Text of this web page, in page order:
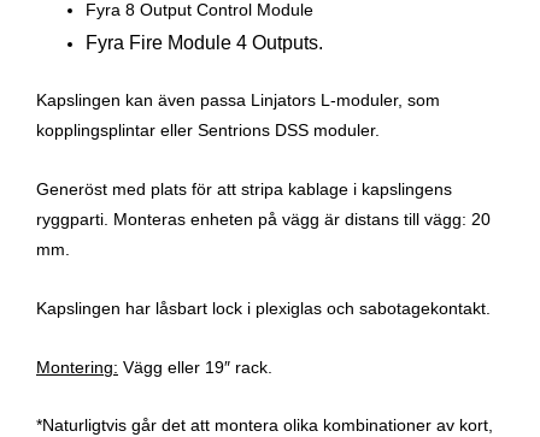
Fyra 8 Output Control Module
Fyra Fire Module 4 Outputs.
Kapslingen kan även passa Linjators L-moduler, som
kopplingsplintar eller Sentrions DSS moduler.
Generöst med plats för att stripa kablage i kapslingens
ryggparti. Monteras enheten på vägg är distans till vägg: 20
mm.
Kapslingen har låsbart lock i plexiglas och sabotagekontakt.
Montering: Vägg eller 19″ rack.
*Naturligtvis går det att montera olika kombinationer av kort,